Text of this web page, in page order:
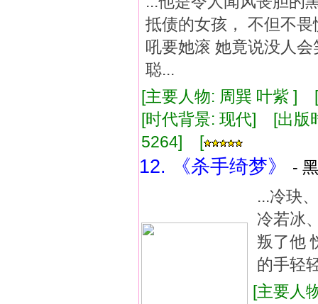
抵债的女孩， 不但不
吼要她滚 她竟说没人
聪...
[主要人物: 周巽 叶紫
[时代背景: 现代] [出
5264] [
12. 《杀手绮梦》
-
...冷玦
冷若冰
叛了他
的手轻
[主要人